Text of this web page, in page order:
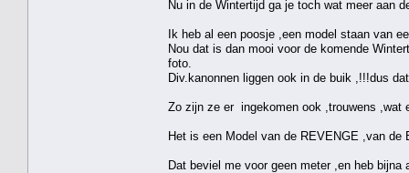
Nu in de Wintertijd ga je toch wat meer aan
Ik heb al een poosje ,een model staan van
Nou dat is dan mooi voor de komende
foto.
Div.kanonnen liggen ook in de buik ,!!!dus
Zo zijn ze er ingekomen ook ,trouwens ,wat
Het is een Model van de REVENGE ,van
Dat beviel me voor geen meter ,en heb